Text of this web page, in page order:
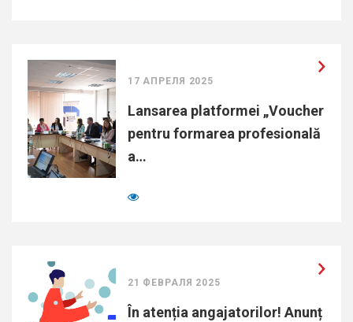
17 АПРЕЛЯ 2025
Lansarea platformei „Voucher
pentru formarea profesională
a…
21 ФЕВРАЛЯ 2025
În atenția angajatorilor! Anunț